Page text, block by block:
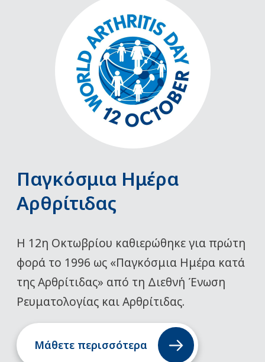
Παγκόσμια Ημέρα
Αρθρίτιδας
Η 12η Οκτωβρίου καθιερώθηκε για πρώτη
φορά το 1996 ως «Παγκόσμια Ημέρα κατά
της Αρθρίτιδας» από τη Διεθνή Ένωση
Ρευματολογίας και Αρθρίτιδας.
Μάθετε περισσότερα